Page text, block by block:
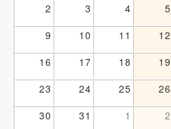
2
3 4 5
9
10 11 12
16
17 18 19
23
24 25 26
30
31 1 2